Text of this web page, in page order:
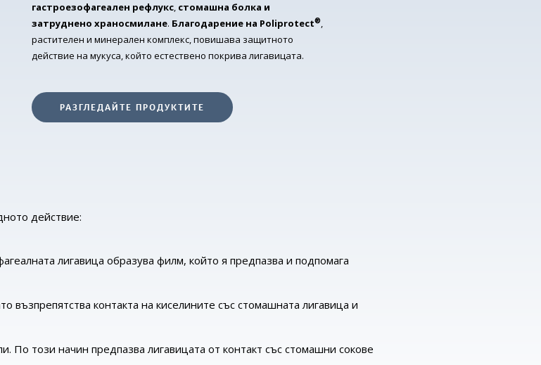
гастроезофагеален рефлукс, стомашна болка и
затруднено храносмилане. Благодарение на Poliprotect®,
растителен и минерален комплекс, повишава защитното
действие на мукуса, който естествено покрива лигавицата.
РАЗГЛЕДАЙТЕ ПРОДУКТИТЕ
действие:
лигавица образува филм, който я предпазва и подпомага
възпрепятства контакта на киселините със стомашната лигавица и
този начин предпазва лигавицата от контакт със стомашни сокове